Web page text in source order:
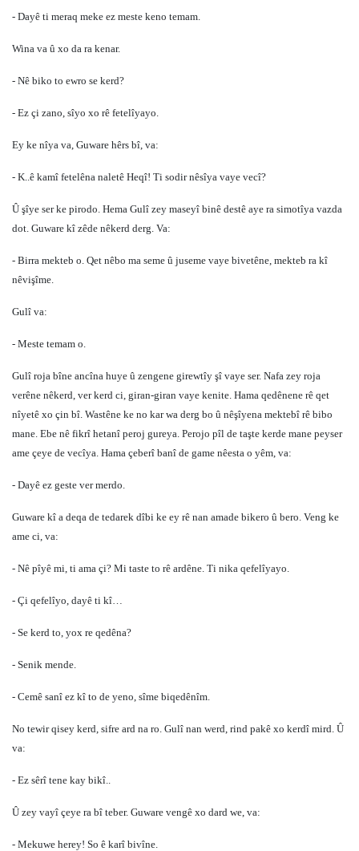
- Dayê ti meraq meke ez meste keno temam.
Wina va û xo da ra kenar.
- Nê biko to ewro se kerd?
- Ez çi zano, sîyo xo rê fetelîyayo.
Ey ke nîya va, Guware hêrs bî, va:
- K..ê kamî fetelêna naletê Heqî! Ti sodir nêsîya vaye vecî?
Û şîye ser ke pirodo. Hema Gulî zey maseyî binê destê aye ra simotîya vazda
dot. Guware kî zêde nêkerd derg. Va:
- Birra mekteb o. Qet nêbo ma seme û juseme vaye bivetêne, mekteb ra kî
nêvişîme.
Gulî va:
- Meste temam o.
Gulî roja bîne ancîna huye û zengene girewtîy şî vaye ser. Nafa zey roja
verêne nêkerd, ver kerd ci, giran-giran vaye kenite. Hama qedênene rê qet
nîyetê xo çin bî. Wastêne ke no kar wa derg bo û nêşîyena mektebî rê bibo
mane. Ebe nê fikrî hetanî peroj gureya. Perojo pîl de taşte kerde mane peyser
ame çeye de vecîya. Hama çeberî banî de game nêesta o yêm, va:
- Dayê ez geste ver merdo.
Guware kî a deqa de tedarek dîbi ke ey rê nan amade bikero û bero. Veng ke
ame ci, va:
- Nê pîyê mi, ti ama çi? Mi taste to rê ardêne. Ti nika qefelîyayo.
- Çi qefelîyo, dayê ti kî…
- Se kerd to, yox re qedêna?
- Senik mende.
- Cemê sanî ez kî to de yeno, sîme biqedênîm.
No tewir qisey kerd, sifre ard na ro. Gulî nan werd, rind pakê xo kerdî mird. Û
va:
- Ez sêrî tene kay bikî..
Û zey vayî çeye ra bî teber. Guware vengê xo dard we, va:
- Mekuwe herey! So ê karî bivîne.